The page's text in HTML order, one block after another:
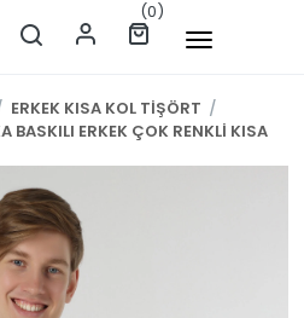
(0)
ERKEK KISA KOL TİŞÖRT /
BASKILI ERKEK ÇOK RENKLİ KISA